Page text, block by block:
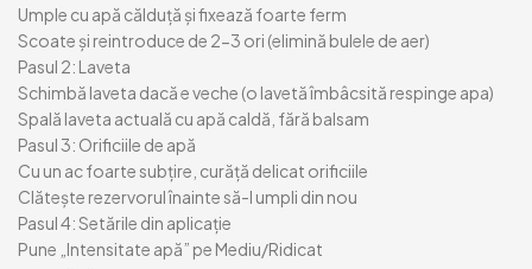
Umple cu apă călduță și fixează foarte ferm
Scoate și reintroduce de 2-3 ori (elimină bulele de aer)
Pasul 2: Laveta
Schimbă laveta dacă e veche (o lavetă îmbâcsită respinge apa)
Spală laveta actuală cu apă caldă, fără balsam
Pasul 3: Orificiile de apă
Cu un ac foarte subțire, curăță delicat orificiile
Clătește rezervorul înainte să-l umpli din nou
Pasul 4: Setările din aplicație
Pune „Intensitate apă” pe Mediu/Ridicat